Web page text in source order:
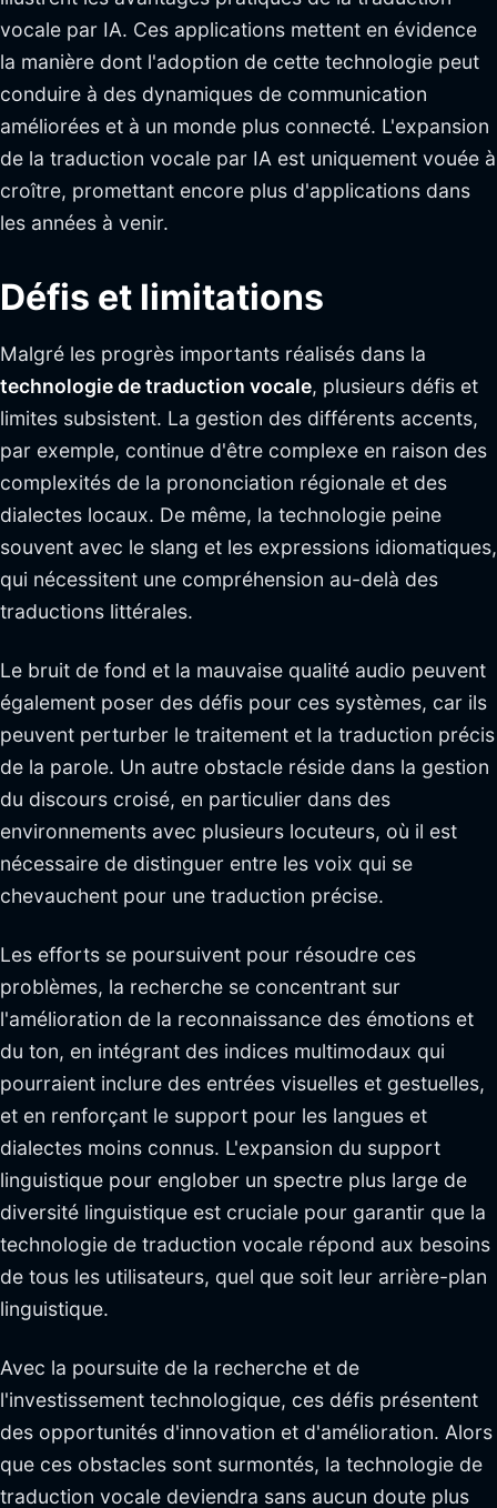
vocale par IA. Ces applications mettent en évidence
la manière dont l'adoption de cette technologie peut
conduire à des dynamiques de communication
améliorées et à un monde plus connecté. L'expansion
de la traduction vocale par IA est uniquement vouée à
croître, promettant encore plus d'applications dans
les années à venir.
Défis et limitations
Malgré les progrès importants réalisés dans la
technologie de traduction vocale, plusieurs défis et
limites subsistent. La gestion des différents accents,
par exemple, continue d'être complexe en raison des
complexités de la prononciation régionale et des
dialectes locaux. De même, la technologie peine
souvent avec le slang et les expressions idiomatiques,
qui nécessitent une compréhension au-delà des
traductions littérales.
Le bruit de fond et la mauvaise qualité audio peuvent
également poser des défis pour ces systèmes, car ils
peuvent perturber le traitement et la traduction précis
de la parole. Un autre obstacle réside dans la gestion
du discours croisé, en particulier dans des
environnements avec plusieurs locuteurs, où il est
nécessaire de distinguer entre les voix qui se
chevauchent pour une traduction précise.
Les efforts se poursuivent pour résoudre ces
problèmes, la recherche se concentrant sur
l'amélioration de la reconnaissance des émotions et
du ton, en intégrant des indices multimodaux qui
pourraient inclure des entrées visuelles et gestuelles,
et en renforçant le support pour les langues et
dialectes moins connus. L'expansion du support
linguistique pour englober un spectre plus large de
diversité linguistique est cruciale pour garantir que la
technologie de traduction vocale répond aux besoins
de tous les utilisateurs, quel que soit leur arrière-plan
linguistique.
Avec la poursuite de la recherche et de
l'investissement technologique, ces défis présentent
des opportunités d'innovation et d'amélioration. Alors
que ces obstacles sont surmontés, la technologie de
traduction vocale deviendra sans aucun doute plus